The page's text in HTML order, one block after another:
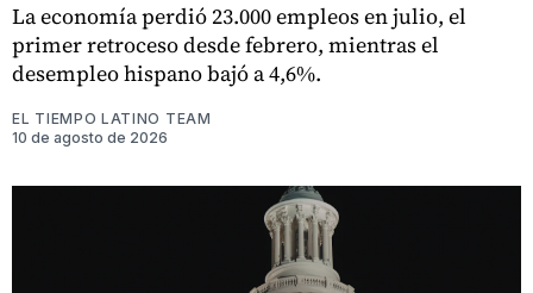
La economía perdió 23.000 empleos en julio, el
primer retroceso desde febrero, mientras el
desempleo hispano bajó a 4,6%.
EL TIEMPO LATINO TEAM
10 de agosto de 2026